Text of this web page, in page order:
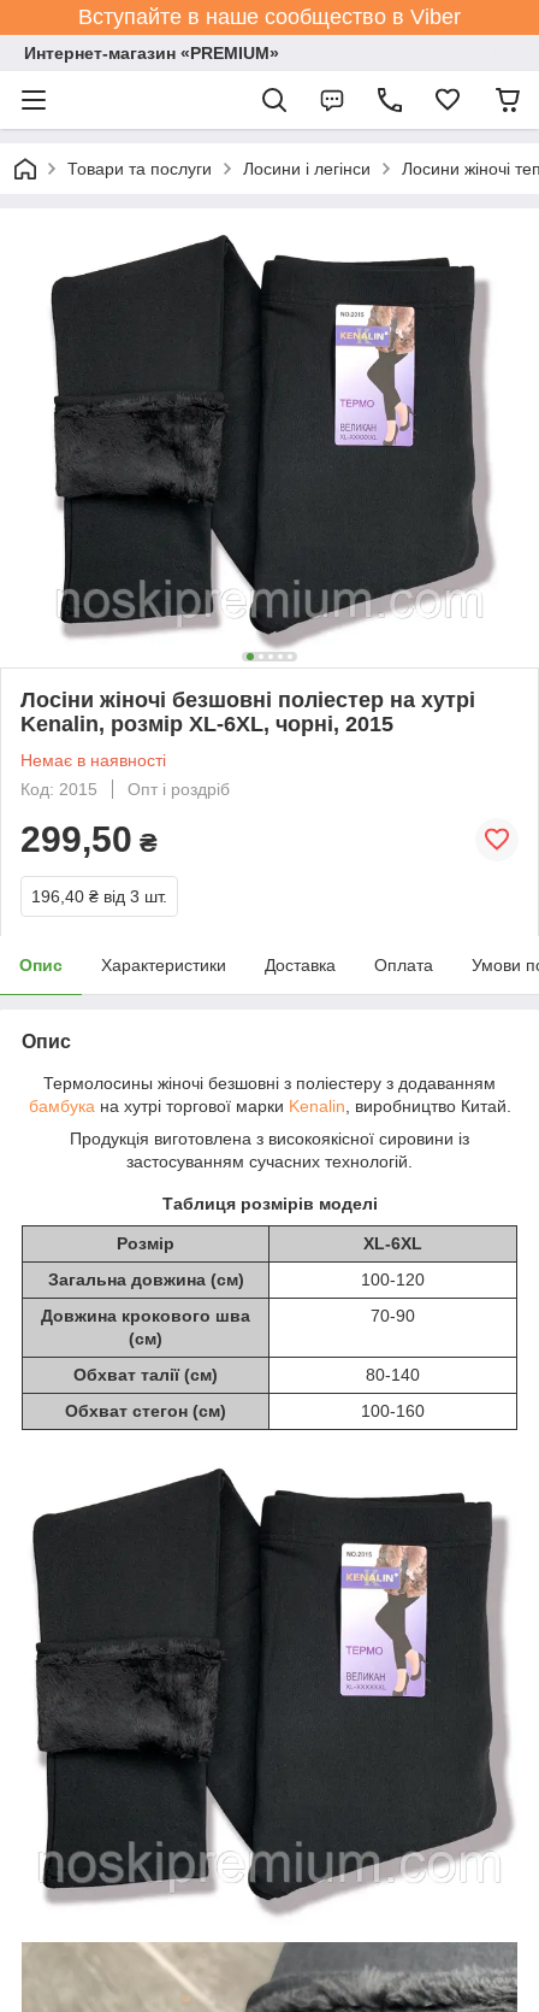
Вступайте в наше сообщество в Viber
Интернет-магазин «PREMIUM»
Товари та послуги Лосини і легінси Лосини жіночі
Лосіни жіночі безшовні поліестер на хутрі
Kenalin, розмір XL-6XL, чорні, 2015
Немає в наявності
Код: 2015
Опт і роздріб
299,50 ₴
196,40 ₴ від 3 шт.
Опис Характеристики Доставка Оплата Умови
Опис
Термолосины жіночі безшовні з поліестеру з додаванням
бамбука на хутрі торгової марки Kenalin , виробництво Китай.
Продукція виготовлена з високоякісної сировини із
застосуванням сучасних технологій.
Таблиця розмірів моделі
Розмір
XL-6XL
Загальна довжина (см)
100-120
Довжина крокового шва
(см)
70-90
Обхват талії (см)
80-140
Обхват стегон (см)
100-160